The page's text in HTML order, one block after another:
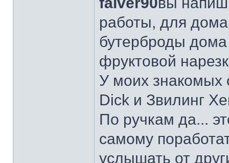
работы, для
бутерброды дома
фруктовой
У моих знакомых
Dick и Звилинг
По ручкам да...
самому
услышать от